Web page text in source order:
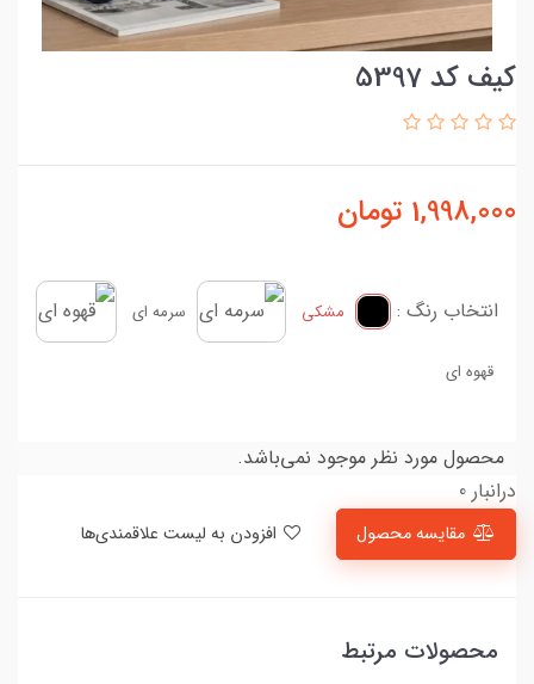
کیف کد 5397
1,998,000 تومان
انتخاب رنگ : مشکی سرمه ای
قهوه ای
محصول مورد نظر موجود نمی‌باشد.
درانبار 0
مقایسه محصول
محصولات مرتبط